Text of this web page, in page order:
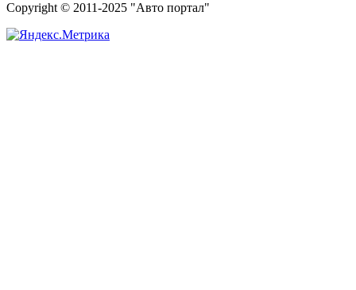
Copyright © 2011-2025 "Авто портал"